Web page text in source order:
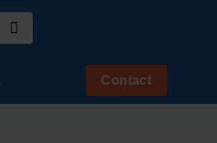
Contact